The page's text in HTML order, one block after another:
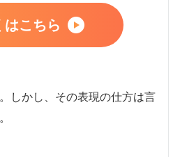
はこちら
しかし、その表現の仕方は言